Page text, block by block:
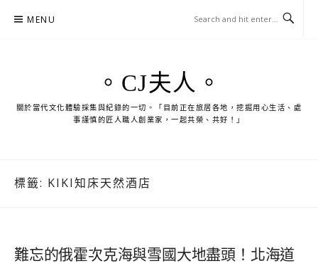
MENU
。CJ夫人。
關於當代文化體驗採集與紀錄的一切。「目前正在旅居各地，挖掘用心生活、處
事謹慎的匠人職人創業家，一起共榮、共好！」
標籤: KIKI知床天然酒店
難忘的俄霍次克海與雪國大地盡頭！北海道